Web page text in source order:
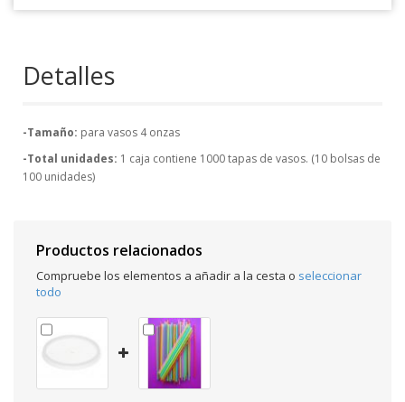
Detalles
-Tamaño: para vasos 4 onzas
-Total unidades: 1 caja contiene 1000 tapas de vasos. (10 bolsas de
100 unidades)
Productos relacionados
Compruebe los elementos a añadir a la cesta o seleccionar
todo